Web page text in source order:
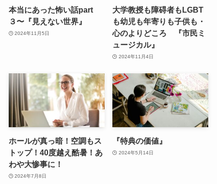
本当にあった怖い話part
３〜『見えない世界』
2024年11月5日
大学教授も障碍者もLGBT
も幼児も年寄りも子供も・
心のよりどころ 『市民ミ
ュージカル』
2024年11月4日
ホールが真っ暗！空調もス
トップ！40度越え酷暑！あ
わや大惨事に！
2024年7月8日
『特典の価値』
2024年5月14日